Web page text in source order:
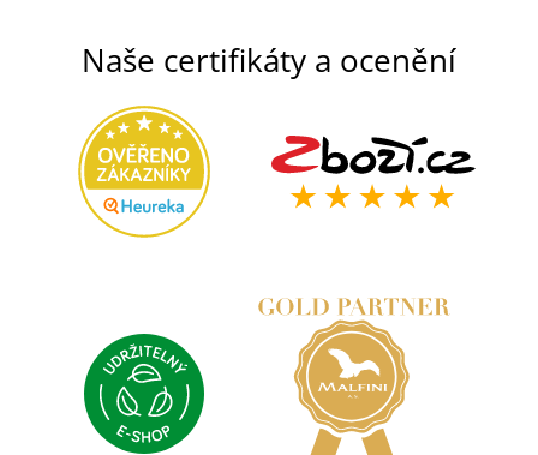
Naše certifikáty a ocenění